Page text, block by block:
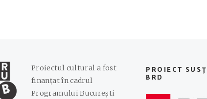
Proiectul cultural a fost
finanțat în cadrul
Programului București
PROIECT
BRD